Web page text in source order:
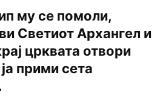
му се помоли,
Светиот Архангел и
црквата отвори
прими сета